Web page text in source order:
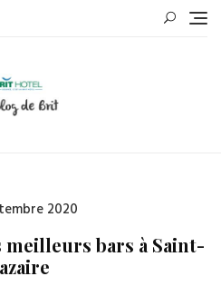
Posted2020
bars à Saint-